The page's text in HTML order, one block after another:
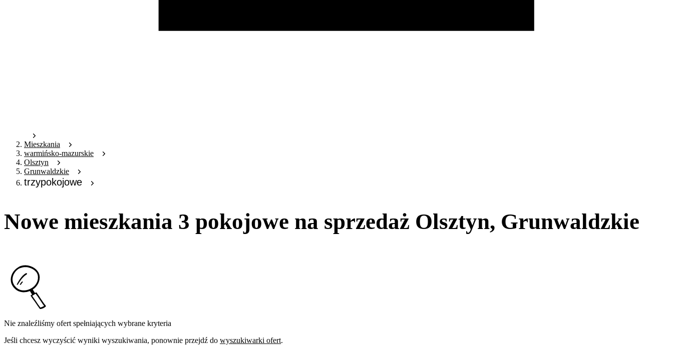
Mieszkania
warmińsko-mazurskie
Olsztyn
Grunwaldzkie
trzypokojowe
Nowe mieszkania 3 pokojowe na sprzedaż Olsztyn, Grunwaldzkie
Nie znaleźliśmy ofert spełniających wybrane kryteria
Jeśli chcesz wyczyścić wyniki wyszukiwania, ponownie przejdź do wyszukiwarki ofert.